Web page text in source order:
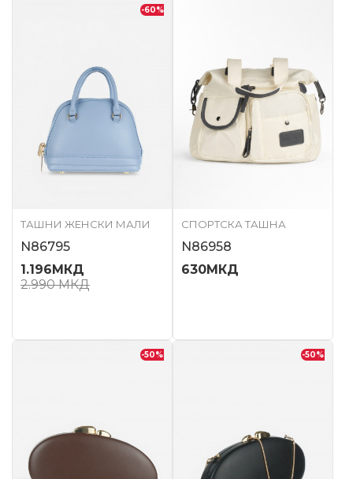
-60%
ТАШНИ ЖЕНСКИ МАЛИ
N86795
1.196МКД
2.990МКД
СПОРТСКА ТАШНА
N86958
630МКД
-50% -50%